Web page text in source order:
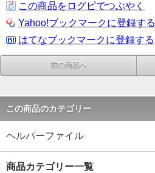
この商品をログピでつぶやく
Yahoo!ブックマークに登録する
はてなブックマークに登録する
前の商品へ
この商品のカテゴリー
ヘルパーファイル
商品カテゴリー一覧